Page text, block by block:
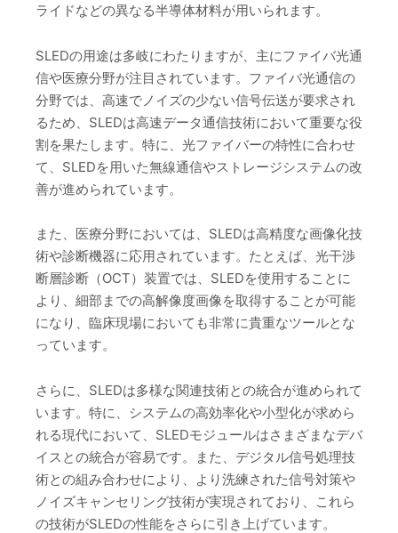
ライドなどの異なる半導体材料が用いられます。
SLEDの用途は多岐にわたりますが、主にファイバ光通
信や医療分野が注目されています。ファイバ光通信の
分野では、高速でノイズの少ない信号伝送が要求され
るため、SLEDは高速データ通信技術において重要な役
割を果たします。特に、光ファイバーの特性に合わせ
て、SLEDを用いた無線通信やストレージシステムの改
善が進められています。
また、医療分野においては、SLEDは高精度な画像化技
術や診断機器に応用されています。たとえば、光干渉
断層診断（OCT）装置では、SLEDを使用することに
より、細部までの高解像度画像を取得することが可能
になり、臨床現場においても非常に貴重なツールとな
っています。
さらに、SLEDは多様な関連技術との統合が進められて
います。特に、システムの高効率化や小型化が求めら
れる現代において、SLEDモジュールはさまざまなデバ
イスとの統合が容易です。また、デジタル信号処理技
術との組み合わせにより、より洗練された信号対策や
ノイズキャンセリング技術が実現されており、これら
の技術がSLEDの性能をさらに引き上げています。